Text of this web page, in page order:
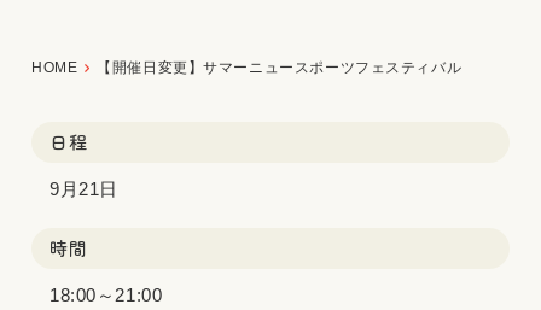
HOME 【開催日変更】サマーニュースポーツフェスティバル
日程
9月21日
時間
18:00～21:00